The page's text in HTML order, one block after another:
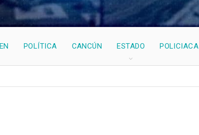
POLÍTICA CANCÚN ESTADO POLICIACA